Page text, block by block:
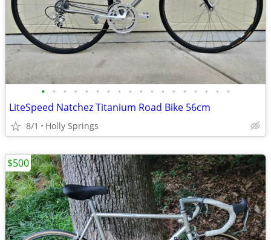
• • • • • • • • • • • • • • • • • •
LiteSpeed Natchez Titanium Road Bike 56cm
8/1 Holly Springs
$500